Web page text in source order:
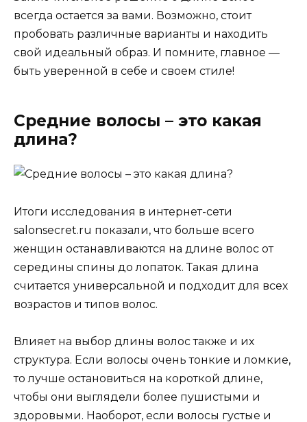
всегда остается за вами. Возможно, стоит
пробовать различные варианты и находить
свой идеальный образ. И помните, главное —
быть уверенной в себе и своем стиле!
Средние волосы – это какая
длина?
Итоги исследования в интернет-сети
salonsecret.ru показали, что больше всего
женщин останавливаются на длине волос от
середины спины до лопаток. Такая длина
считается универсальной и подходит для всех
возрастов и типов волос.
Влияет на выбор длины волос также и их
структура. Если волосы очень тонкие и ломкие,
то лучше остановиться на короткой длине,
чтобы они выглядели более пушистыми и
здоровыми. Наоборот, если волосы густые и